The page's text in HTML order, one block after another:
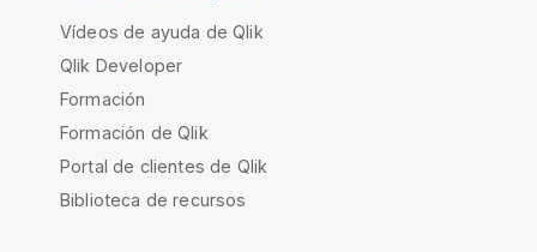
Vídeos de ayuda de Qlik
Qlik Developer
Formación
Formación de Qlik
Portal de clientes de Qlik
Biblioteca de recursos